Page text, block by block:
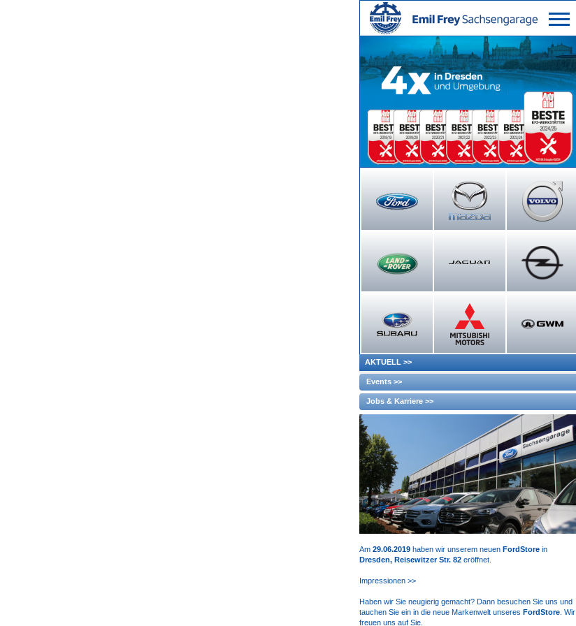
AKTUELL >>
Events >>
Jobs & Karriere >>
Am 29.06.2019 haben wir unserem neuen FordStore in
Dresden, Reisewitzer Str. 82 eröffnet.
Impressionen >>
Haben wir Sie neugierig gemacht? Dann besuchen Sie uns und
tauchen Sie ein in die neue Markenwelt unseres FordStore . Wir
freuen uns auf Sie.